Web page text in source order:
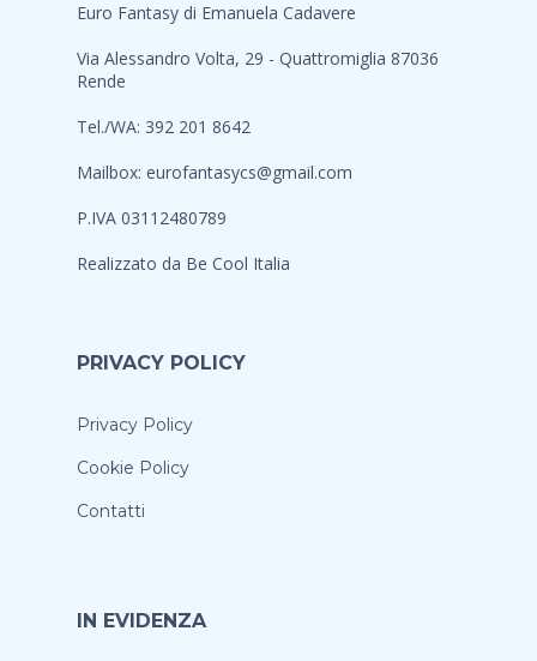
Euro Fantasy di Emanuela Cadavere
Via Alessandro Volta, 29 - Quattromiglia 87036
Rende
Tel./WA: 392 201 8642
Mailbox: eurofantasycs@gmail.com
P.IVA 03112480789
Realizzato da Be Cool Italia
PRIVACY POLICY
Privacy Policy
Cookie Policy
Contatti
IN EVIDENZA